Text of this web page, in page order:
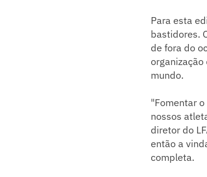
Para esta
bastidores.
de fora do
mundo.
"Fomentar
nossos
diretor do
então a
completa.